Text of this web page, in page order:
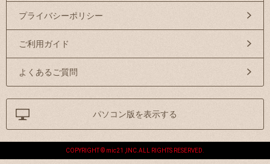
プライバシーポリシー
ご利用ガイド
よくあるご質問
パソコン版を表示する
COPYRIGHT © mic21 ,INC.ALL RIGHTS RESERVED.